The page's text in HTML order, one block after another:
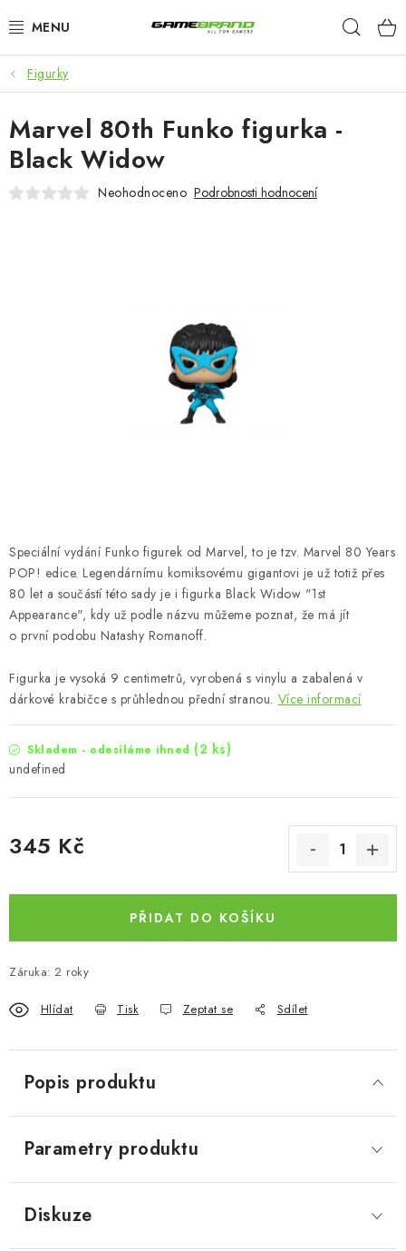
na
KATEGORIE
FILMY A SERIÁLY
HRY
Doprava a platba Kontakt
Figurky
Speciální vydání Funko figurek od Marvel, to je tzv. Marvel 80 Years
POP! edice. Legendárnímu komiksovému gigantovi je už totiž přes
80 let a součástí této sady je i figurka Black Widow "1st
Appearance", kdy už podle názvu můžeme poznat, že má jít
o první podobu Natashy Romanoff.
Figurka je vysoká 9 centimetrů, vyrobená s vinylu a zabalená v
dárkové krabičce s průhlednou přední stranou. Více informací
Skladem - odesíláme ihned (2 ks)
undefined
345 Kč
PŘIDAT DO KOŠÍKU
Záruka: 2 roky
Tisk Zeptat se
Hlídat Sdílet
Marvel 80th Funko figurka -
Black Widow
Neohodnoceno Podrobnosti hodnocení
Popis produktu
Parametry produktu
Diskuze